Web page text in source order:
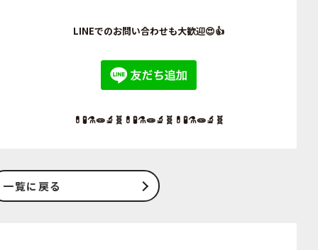
LINEでのお問い合わせも大歓迎😍👍
💊🧪⚗️🧫🔬🧬💊🧪⚗️🧫🔬🧬💊🧪⚗️🧫🔬🧬
一覧に戻る